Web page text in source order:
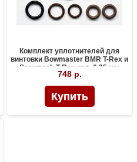
Комплект уплотнителей для
винтовки Bowmaster BMR T-Rex и
Snowpeak T-Rex кал. 6,35 мм
748 р.